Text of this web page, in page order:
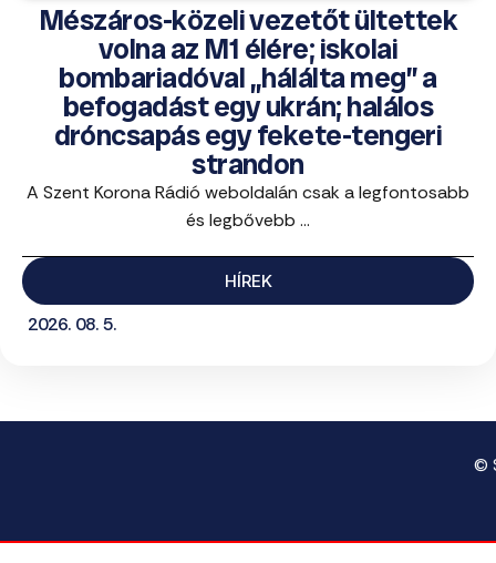
Mészáros-közeli vezetőt ültettek
volna az M1 élére; iskolai
bombariadóval „hálálta meg” a
befogadást egy ukrán; halálos
dróncsapás egy fekete-tengeri
strandon
A Szent Korona Rádió weboldalán csak a legfontosabb
és legbővebb ...
HÍREK
2026. 08. 5.
©